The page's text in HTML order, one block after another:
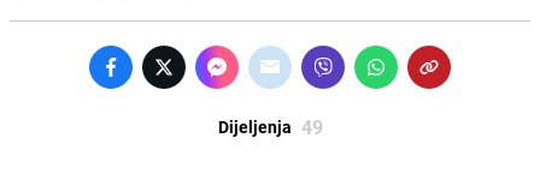
Dijeljenja 49